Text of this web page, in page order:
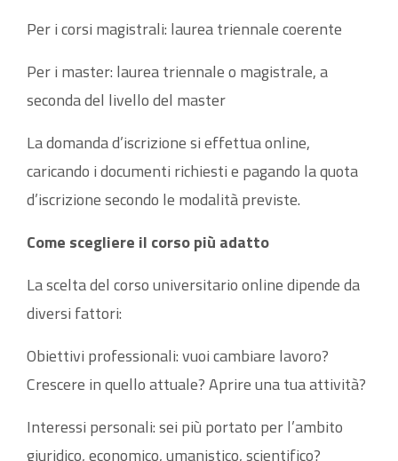
Per i corsi magistrali: laurea triennale coerente
Per i master: laurea triennale o magistrale, a
seconda del livello del master
La domanda d’iscrizione si effettua online,
caricando i documenti richiesti e pagando la quota
d’iscrizione secondo le modalità previste.
Come scegliere il corso più adatto
La scelta del corso universitario online dipende da
diversi fattori:
Obiettivi professionali: vuoi cambiare lavoro?
Crescere in quello attuale? Aprire una tua attività?
Interessi personali: sei più portato per l’ambito
giuridico, economico, umanistico, scientifico?